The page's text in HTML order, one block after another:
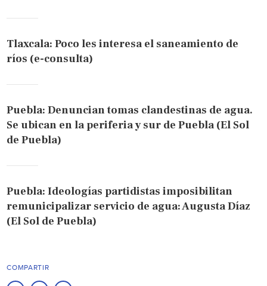
Tlaxcala: Poco les interesa el saneamiento de
ríos (e-consulta)
Puebla: Denuncian tomas clandestinas de agua.
Se ubican en la periferia y sur de Puebla (El Sol
de Puebla)
Puebla: Ideologías partidistas imposibilitan
remunicipalizar servicio de agua: Augusta Díaz
(El Sol de Puebla)
COMPARTIR